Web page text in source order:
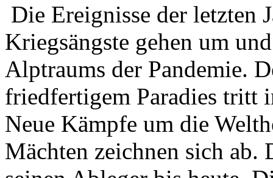
Die Ereignisse der letzten
Kriegsängste gehen um
Alptraums der Pandemie.
friedfertigem Paradies tritt
Neue Kämpfe um die
Mächten zeichnen sich